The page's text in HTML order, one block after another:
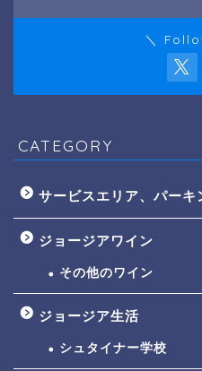
＼
CATEGORY
サービスエリア、パーキ
ジョージアワイン
その他のワイン
ジョージア生活
シュタイナー学校